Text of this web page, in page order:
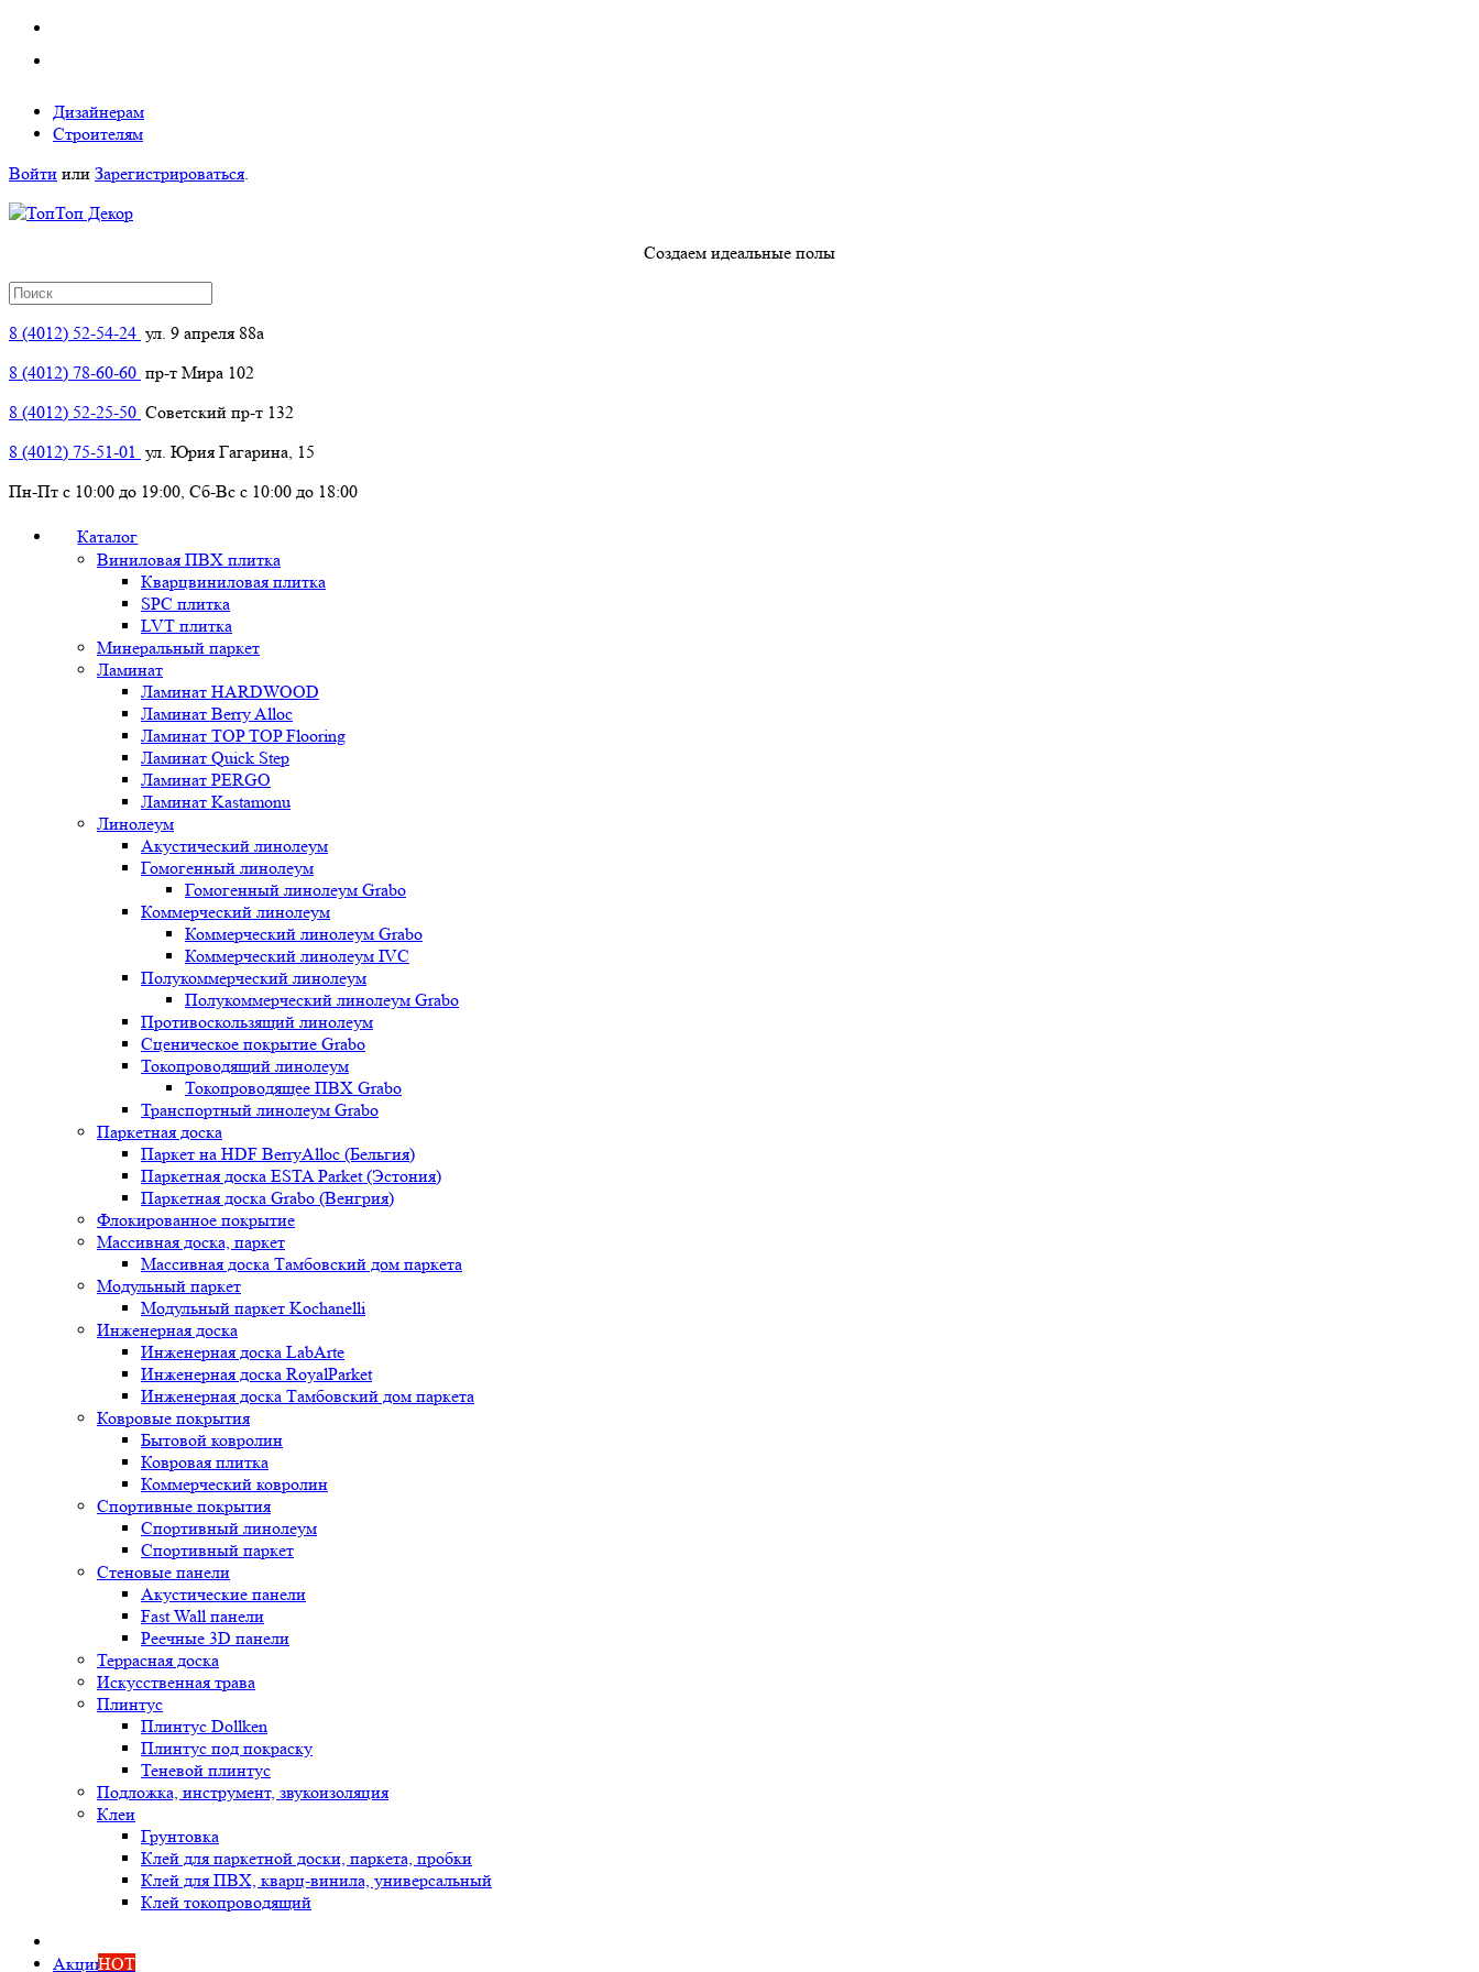
Дизайнерам
Строителям
Войти или Зарегистрироваться.
Создаем идеальные полы
8 (4012) 52-54-24 ул. 9 апреля 88а
8 (4012) 78-60-60 пр-т Мира 102
8 (4012) 52-25-50 Советский пр-т 132
8 (4012) 75-51-01 ул. Юрия Гагарина, 15
Пн-Пт с 10:00 до 19:00, Сб-Вс с 10:00 до 18:00
Каталог
Виниловая ПВХ плитка
Кварцвиниловая плитка
SPC плитка
LVT плитка
Минеральный паркет
Ламинат
Ламинат HARDWOOD
Ламинат Berry Alloc
Ламинат TOP TOP Flooring
Ламинат Quick Step
Ламинат PERGO
Ламинат Kastamonu
Линолеум
Акустический линолеум
Гомогенный линолеум
Гомогенный линолеум Grabo
Коммерческий линолеум
Коммерческий линолеум Grabo
Коммерческий линолеум IVC
Полукоммерческий линолеум
Полукоммерческий линолеум Grabo
Противоскользящий линолеум
Сценическое покрытие Grabo
Токопроводящий линолеум
Токопроводящее ПВХ Grabo
Транспортный линолеум Grabo
Паркетная доска
Паркет на HDF BerryAlloc (Бельгия)
Паркетная доска ESTA Parket (Эстония)
Паркетная доска Grabo (Венгрия)
Флокированное покрытие
Массивная доска, паркет
Массивная доска Тамбовский дом паркета
Модульный паркет
Модульный паркет Kochanelli
Инженерная доска
Инженерная доска LabArte
Инженерная доска RoyalParket
Инженерная доска Тамбовский дом паркета
Ковровые покрытия
Бытовой ковролин
Ковровая плитка
Коммерческий ковролин
Спортивные покрытия
Спортивный линолеум
Спортивный паркет
Стеновые панели
Акустические панели
Fast Wall панели
Реечные 3D панели
Террасная доска
Искусственная трава
Плинтус
Плинтус Dollken
Плинтус под покраску
Теневой плинтус
Подложка, инструмент, звукоизоляция
Клеи
Грунтовка
Клей для паркетной доски, паркета, пробки
Клей для ПВХ, кварц-винила, универсальный
Клей токопроводящий
АкцииHOT